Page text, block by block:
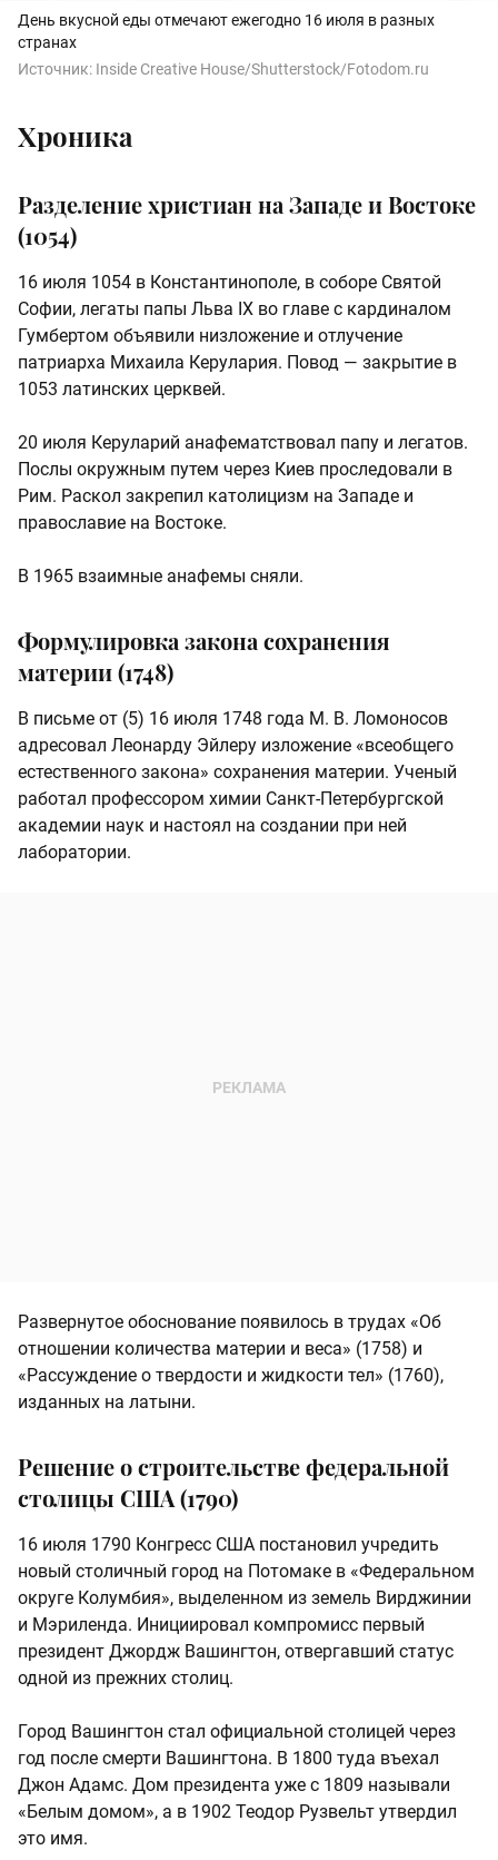
День вкусной еды отмечают ежегодно 16 июля в разных
странах
Источник: Inside Creative House/Shutterstock/Fotodom.ru
Хроника
Разделение христиан на Западе и Востоке
(1054)
16 июля 1054 в Константинополе, в соборе Святой
Софии, легаты папы Льва IX во главе с кардиналом
Гумбертом объявили низложение и отлучение
патриарха Михаила Керулария. Повод — закрытие в
1053 латинских церквей.
20 июля Керуларий анафематствовал папу и легатов.
Послы окружным путем через Киев проследовали в
Рим. Раскол закрепил католицизм на Западе и
православие на Востоке.
В 1965 взаимные анафемы сняли.
Формулировка закона сохранения
материи (1748)
В письме от (5) 16 июля 1748 года М. В. Ломоносов
адресовал Леонарду Эйлеру изложение «всеобщего
естественного закона» сохранения материи. Ученый
работал профессором химии Санкт-Петербургской
академии наук и настоял на создании при ней
лаборатории.
Развернутое обоснование появилось в трудах «Об
отношении количества материи и веса» (1758) и
«Рассуждение о твердости и жидкости тел» (1760),
изданных на латыни.
Решение о строительстве федеральной
столицы США (1790)
16 июля 1790 Конгресс США постановил учредить
новый столичный город на Потомаке в «Федеральном
округе Колумбия», выделенном из земель Вирджинии
и Мэриленда. Инициировал компромисс первый
президент Джордж Вашингтон, отвергавший статус
одной из прежних столиц.
Город Вашингтон стал официальной столицей через
год после смерти Вашингтона. В 1800 туда въехал
Джон Адамс. Дом президента уже с 1809 называли
«Белым домом», а в 1902 Теодор Рузвельт утвердил
это имя.